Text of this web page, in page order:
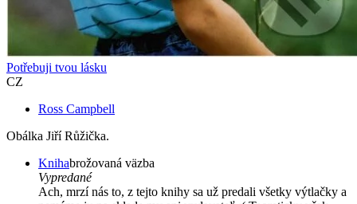
Potřebuji tvou lásku
CZ
Ross Campbell
Obálka Jiří Růžička.
Knihabrožovaná väzba
Vypredané
Ach, mrzí nás to, z tejto knihy sa už predali všetky výtlačky a